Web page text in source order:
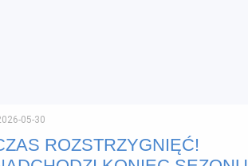
ROZSTRZYGNIĘĆ!
05-30